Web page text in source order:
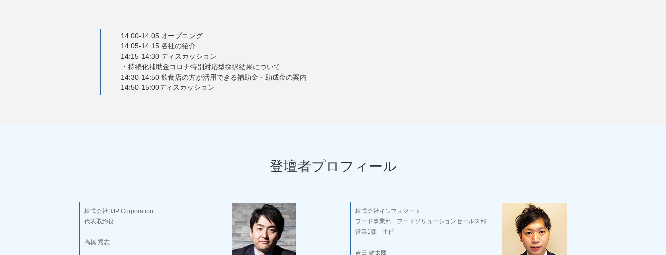
14:00-14:05 オープニング
14:05-14:15 各社の紹介
14:15-14:30 ディスカッション
・持続化補助金コロナ特別対応型採択結果について
14:30-14:50 飲食店の方が活用できる補助金・助成金の案内
14:50-15:00ディスカッション
登壇者プロフィール
株式会社HJP Corporation
代表取締役
高橋 秀志
株式会社インフォマート
フード事業部 フードソリューションセールス部
営業1課 主任
吉田 健太郎